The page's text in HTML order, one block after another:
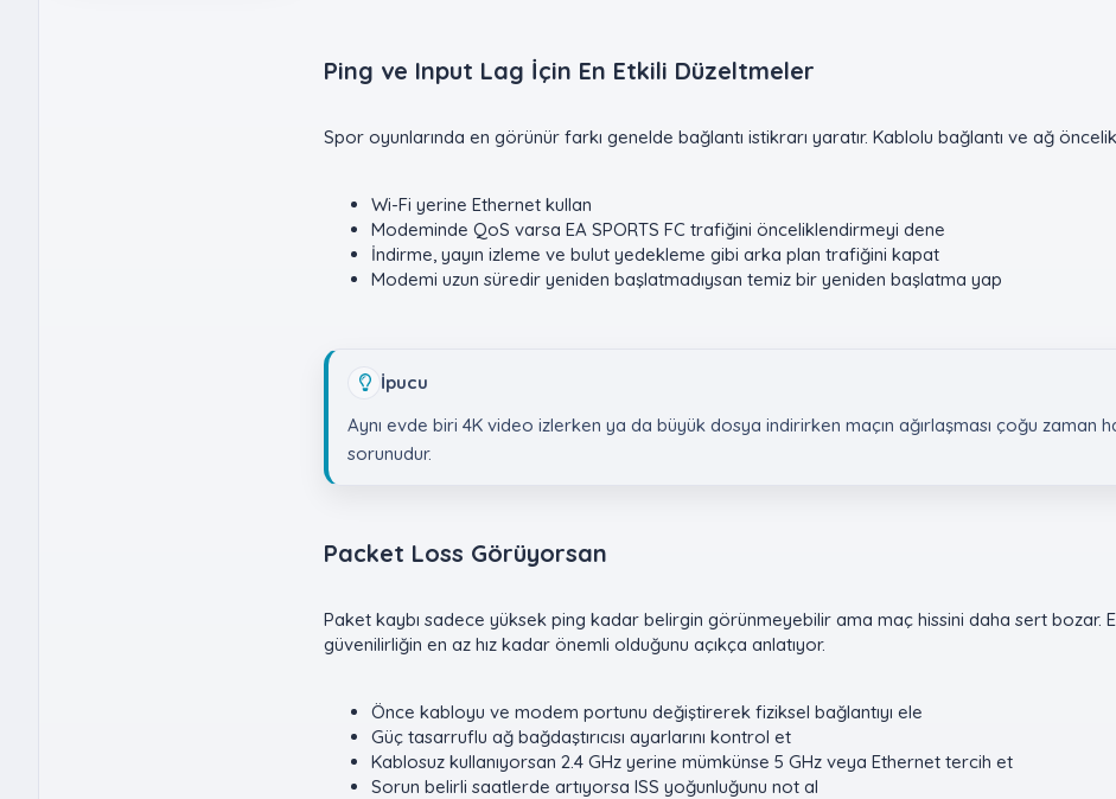
Ping ve Input Lag İçin En Etkili Düzeltmeler​
Spor oyunlarında en görünür farkı genelde bağlantı istikrarı yaratır. Kablolu bağlantı ve ağ
Wi-Fi yerine Ethernet kullan
Modeminde QoS varsa EA SPORTS FC trafiğini önceliklendirmeyi dene
İndirme, yayın izleme ve bulut yedekleme gibi arka plan trafiğini kapat
Modemi uzun süredir yeniden başlatmadıysan temiz bir yeniden başlatma yap
İpucu
Aynı evde biri 4K video izlerken ya da büyük dosya indirirken maçın ağırlaşması çoğu
sorunudur.
Packet Loss Görüyorsan​
Paket kaybı sadece yüksek ping kadar belirgin görünmeyebilir ama maç hissini daha sert bozar.
güvenilirliğin en az hız kadar önemli olduğunu açıkça anlatıyor.
Önce kabloyu ve modem portunu değiştirerek fiziksel bağlantıyı ele
Güç tasarruflu ağ bağdaştırıcısı ayarlarını kontrol et
Kablosuz kullanıyorsan 2.4 GHz yerine mümkünse 5 GHz veya Ethernet tercih et
Sorun belirli saatlerde artıyorsa ISS yoğunluğunu not al